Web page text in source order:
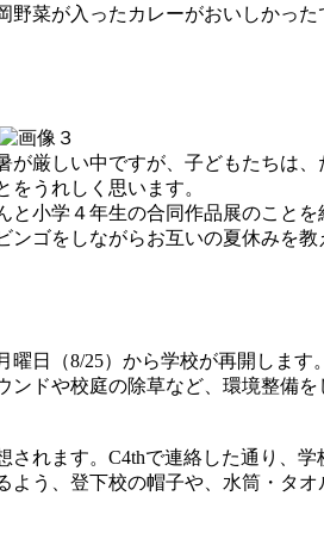
菜が入ったカレーがおいしかった
厳しい中ですが、子どもたちは
うれしく思います。
小学４年生の合同作品展のこと
ゴをしながらお互いの夏休みを
日（8/25）から学校が再開しま
ドや校庭の除草など、環境整備
れます。C4thで連絡した通り、
う、登下校の帽子や、水筒・タ